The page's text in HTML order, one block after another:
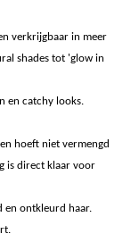
verkrijgbaar in meer
shades tot 'glow in
en catchy looks.
hoeft niet vermengd
is direct klaar voor
en ontkleurd haar.